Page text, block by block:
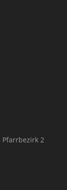
Pfarrbezirk 2